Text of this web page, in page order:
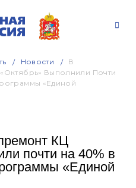
Новости
В
Выполнили Почти
«Единой
КЦ
почти на 40% в
«Единой